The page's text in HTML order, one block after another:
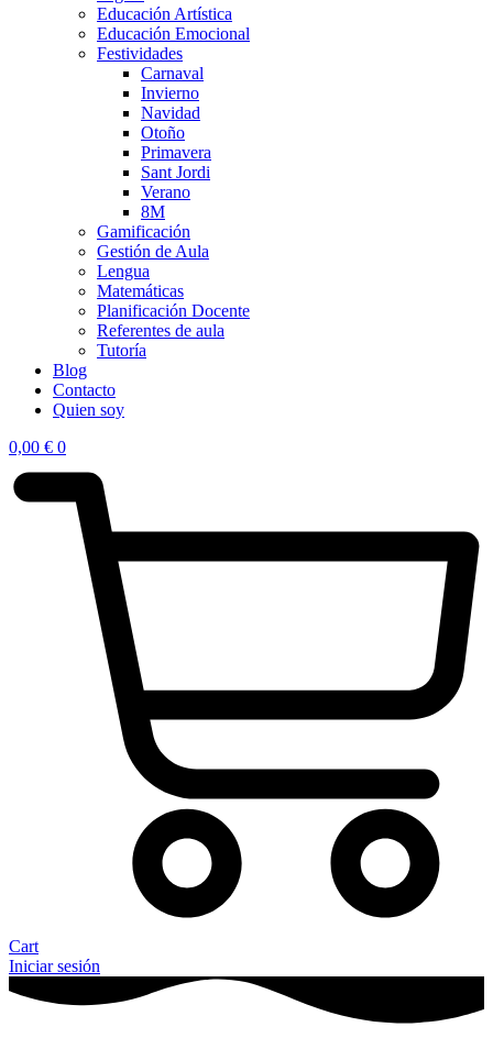
Educación Artística
Educación Emocional
Festividades
Carnaval
Invierno
Navidad
Otoño
Primavera
Sant Jordi
Verano
8M
Gamificación
Gestión de Aula
Lengua
Matemáticas
Planificación Docente
Referentes de aula
Tutoría
Blog
Contacto
Quien soy
0,00 € 0
Cart
Iniciar sesión